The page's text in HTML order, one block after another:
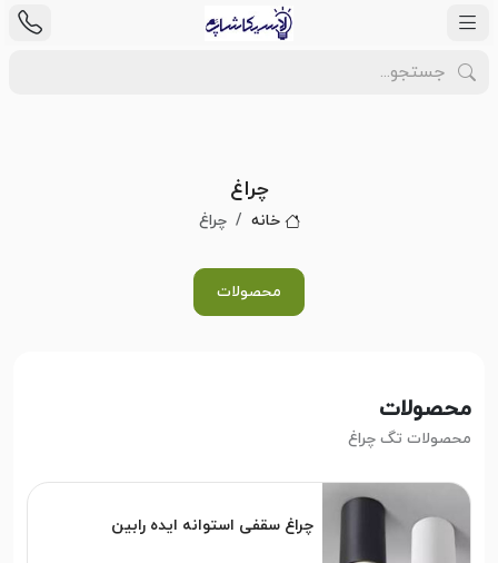
چراغ
خانه چراغ
محصولات
محصولات
محصولات تگ چراغ
چراغ سقفی استوانه ایده رابین